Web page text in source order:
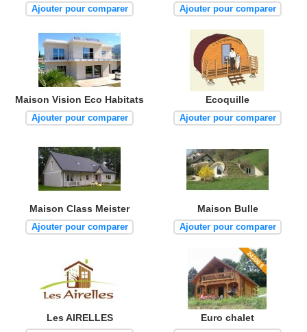
Ajouter pour comparer Ajouter pour comparer
Maison Vision Eco Habitats
Ajouter pour comparer
Ecoquille
Ajouter pour comparer
Maison Class Meister
Ajouter pour comparer
Maison Bulle
Ajouter pour comparer
Les AIRELLES Euro chalet